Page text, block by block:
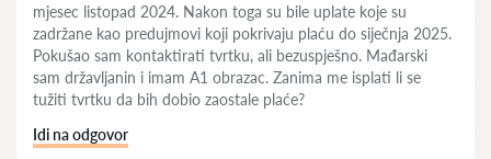
mjesec listopad 2024. Nakon toga su bile uplate koje su
zadržane kao predujmovi koji pokrivaju plaću do siječnja 2025.
Pokušao sam kontaktirati tvrtku, ali bezuspješno. Mađarski
sam državljanin i imam A1 obrazac. Zanima me isplati li se
tužiti tvrtku da bih dobio zaostale plaće?
Idi na odgovor